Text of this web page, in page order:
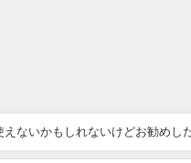
えないかもしれないけどお勧めし